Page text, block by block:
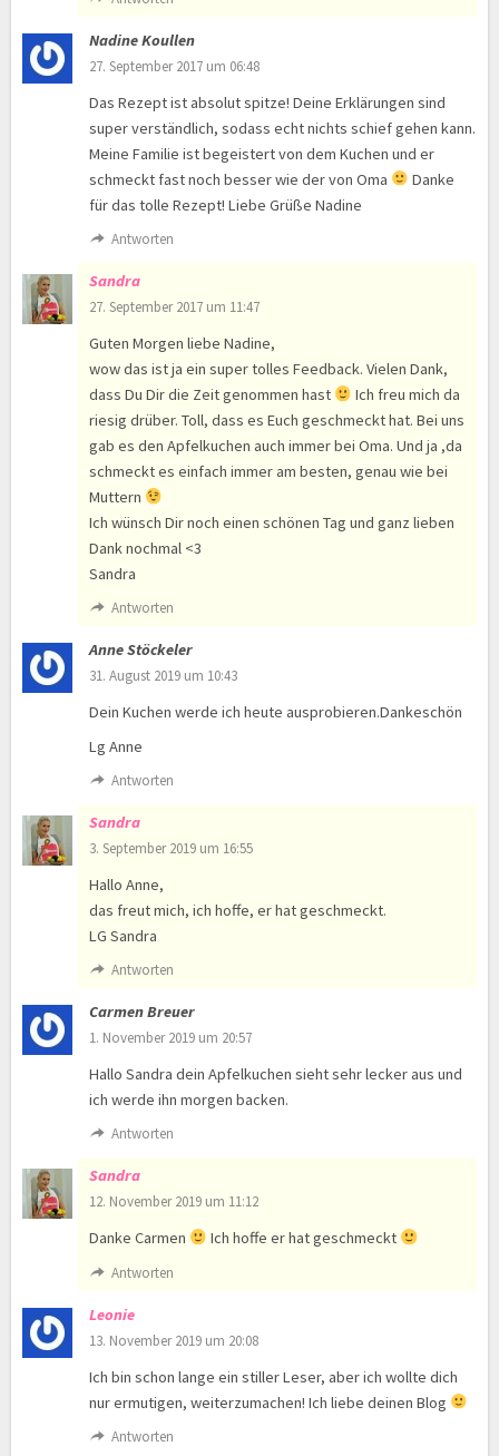
Nadine Koullen
27. September 2017 um 06:48
Das Rezept ist absolut spitze! Deine Erklärungen sind
super verständlich, sodass echt nichts schief gehen kann.
Meine Familie ist begeistert von dem Kuchen und er
schmeckt fast noch besser wie der von Oma
Danke
für das tolle Rezept! Liebe Grüße Nadine
Antworten
Sandra
27. September 2017 um 11:47
Guten Morgen liebe Nadine,
wow das ist ja ein super tolles Feedback. Vielen Dank,
dass Du Dir die Zeit genommen hast
Ich freu mich da
riesig drüber. Toll, dass es Euch geschmeckt hat. Bei uns
gab es den Apfelkuchen auch immer bei Oma. Und ja ,da
schmeckt es einfach immer am besten, genau wie bei
Muttern
Ich wünsch Dir noch einen schönen Tag und ganz lieben
Dank nochmal <3
Sandra
Antworten
Anne Stöckeler
31. August 2019 um 10:43
Dein Kuchen werde ich heute ausprobieren.Dankeschön
Lg Anne
Antworten
Sandra
3. September 2019 um 16:55
Hallo Anne,
das freut mich, ich hoffe, er hat geschmeckt.
LG Sandra
Antworten
Carmen Breuer
1. November 2019 um 20:57
Hallo Sandra dein Apfelkuchen sieht sehr lecker aus und
ich werde ihn morgen backen.
Antworten
Sandra
12. November 2019 um 11:12
Danke Carmen Ich hoffe er hat geschmeckt
Antworten
Leonie
13. November 2019 um 20:08
Ich bin schon lange ein stiller Leser, aber ich wollte dich
nur ermutigen, weiterzumachen! Ich liebe deinen Blog
Antworten